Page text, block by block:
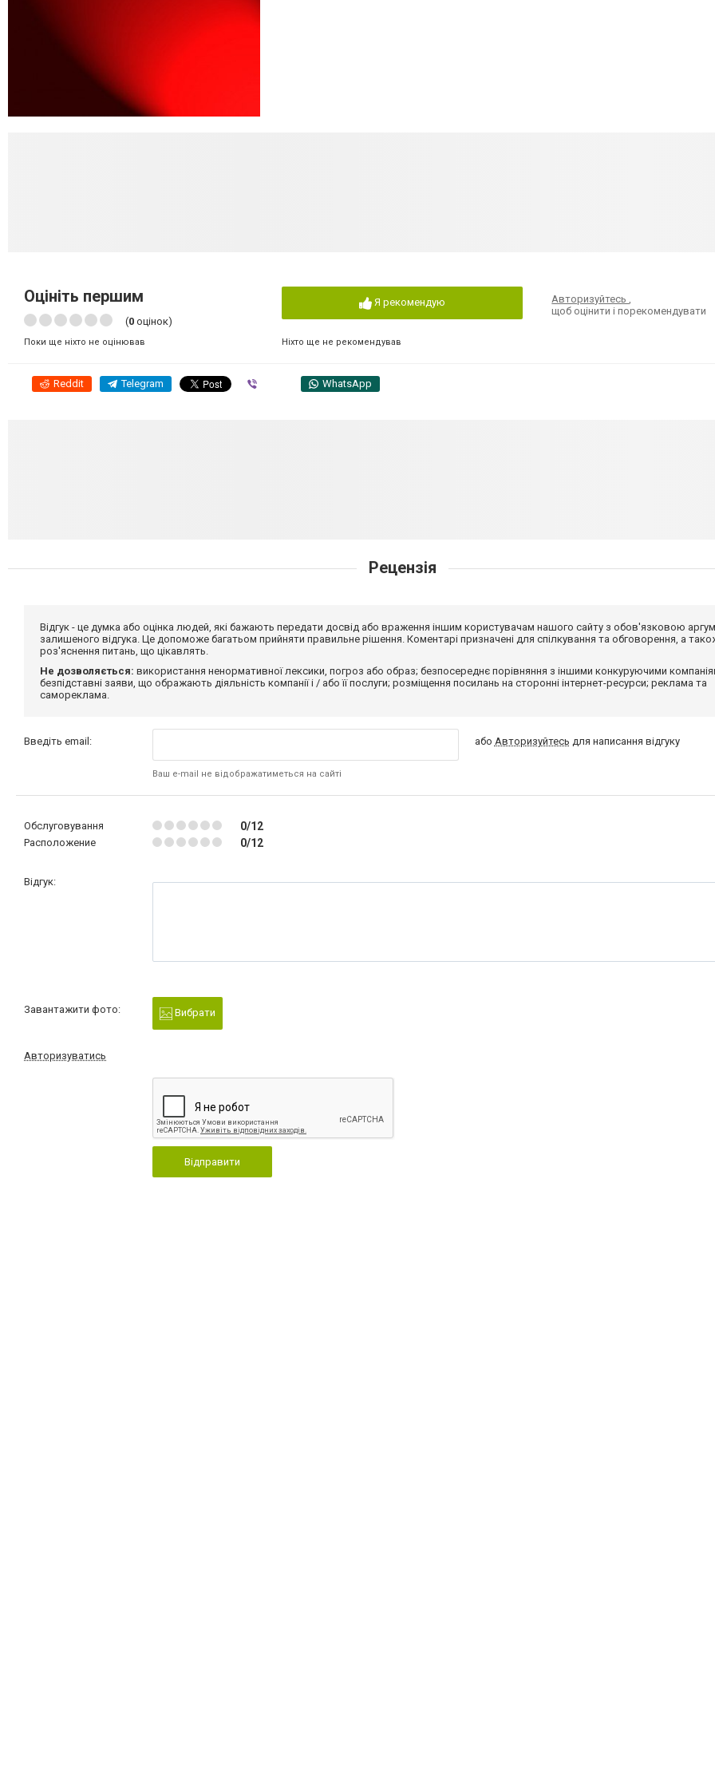
Оцініть першим
(0 оцінок)
Поки ще ніхто не оцінював
Я рекомендую
Ніхто ще не рекомендував
Авторизуйтесь,
щоб оцінити і порекомендувати
Reddit Telegram WhatsApp
Рецензія
Відгук - це думка або оцінка людей, які бажають передати досвід або враження іншим користувачам нашого сайту з обов'язковою
залишеного відгука. Це допоможе багатьом прийняти правильне рішення. Коментарі призначені для спілкування та обговорення, а
роз'яснення питань, що цікавлять.
Не дозволяється: використання ненормативної лексики, погроз або образ; безпосереднє порівняння з іншими конкуруючими
безпідставні заяви, що ображають діяльність компанії і / або її послуги; розміщення посилань на сторонні інтернет-ресурси; реклама та
самореклама.
Введіть email:
Ваш e-mail не відображатиметься на сайті
або Авторизуйтесь для написання відгуку
Обслуговування 0/12
Расположение 0/12
Відгук:
Завантажити фото: Вибрати
Авторизуватись
Відправити